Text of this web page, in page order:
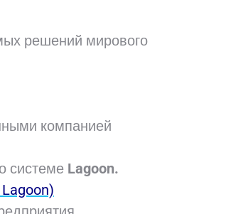
решений мирового
компанией
системе Lagoon.